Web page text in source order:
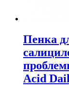
Пенка
Acid